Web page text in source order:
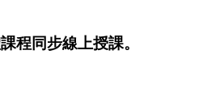
程同步線上授課。